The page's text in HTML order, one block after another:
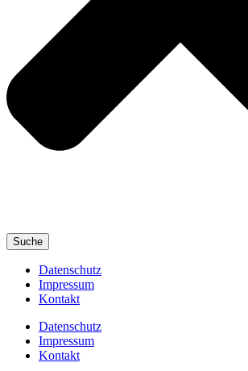
Suche
Datenschutz
Impressum
Kontakt
Datenschutz
Impressum
Kontakt